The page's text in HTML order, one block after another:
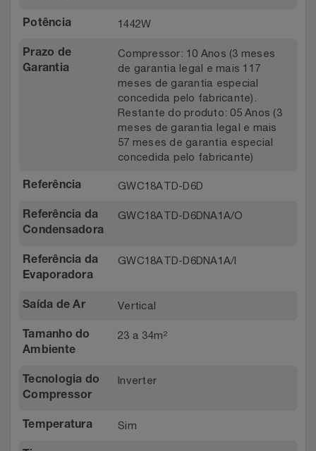
Potência 1442W
Prazo de
Garantia
Compressor: 10 Anos (3 meses
de garantia legal e mais 117
meses de garantia especial
concedida pelo fabricante).
Restante do produto: 05 Anos (3
meses de garantia legal e mais
57 meses de garantia especial
concedida pelo fabricante)
Referência GWC18ATD-D6D
Referência da
Condensadora
GWC18ATD-D6DNA1A/O
Referência da
Evaporadora
GWC18ATD-D6DNA1A/I
Saída de Ar Vertical
Tamanho do
Ambiente
23 a 34m²
Tecnologia do
Compressor
Inverter
Temperatura Sim